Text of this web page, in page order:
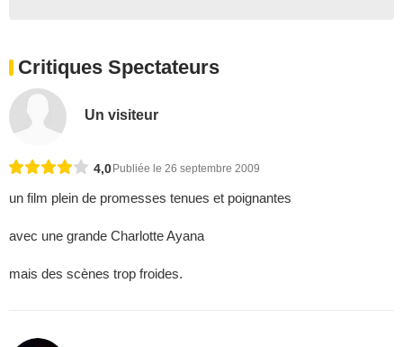
Critiques Spectateurs
Un visiteur
4,0 Publiée le 26 septembre 2009
un film plein de promesses tenues et poignantes
avec une grande Charlotte Ayana
mais des scènes trop froides.